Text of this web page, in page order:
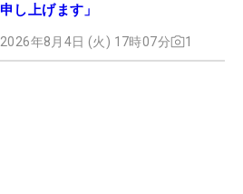
申し上げます」
2026年8月4日 (火) 17時07分 1